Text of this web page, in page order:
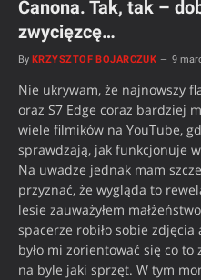
Canona. Tak, tak –
zwycięzcę…
By KRZYSZTOF BOJARCZUK 9
Nie ukrywam, że najnowszy
oraz S7 Edge coraz bardziej
wiele filmików na YouTube,
sprawdzają, jak funkcjonuje
Na uwadze jednak mam
przyznać, że wygląda to
lesie zauważyłem
spacerze robiło sobie
było mi zorientować się co to
na byle jaki sprzęt. W tym